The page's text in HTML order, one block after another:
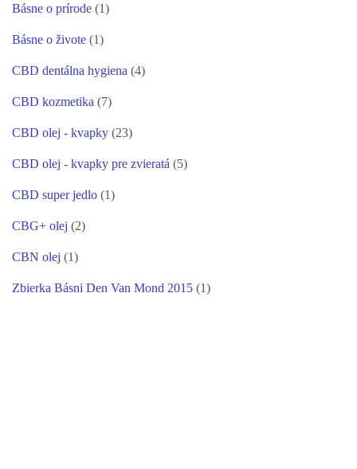
Básne o prírode (1)
Básne o živote (1)
CBD dentálna hygiena (4)
CBD kozmetika (7)
CBD olej - kvapky (23)
CBD olej - kvapky pre zvieratá (5)
CBD super jedlo (1)
CBG+ olej (2)
CBN olej (1)
Zbierka Básni Den Van Mond 2015 (1)